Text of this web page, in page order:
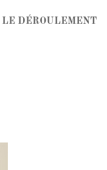
LE DÉROULEMENT